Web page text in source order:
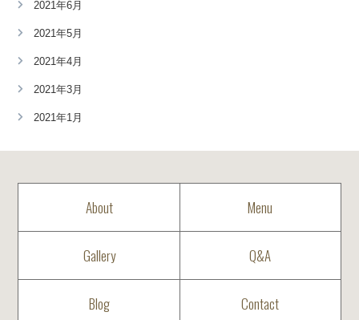
2021年6月
2021年5月
2021年4月
2021年3月
2021年1月
About Menu
Gallery Q&A
Blog Contact